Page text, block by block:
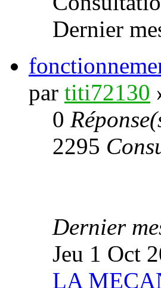
Dernier
par titi72130
0
2295
Dernier
Jeu 1 Oct
LA